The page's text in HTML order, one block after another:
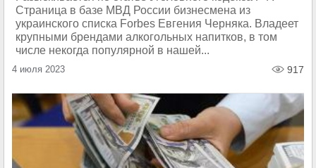
Страница в базе МВД России бизнесмена из
украинского списка Forbes Евгения Черняка. Владеет
крупными брендами алкогольных напитков, в том
числе некогда популярной в нашей...
4 июля 2023 917